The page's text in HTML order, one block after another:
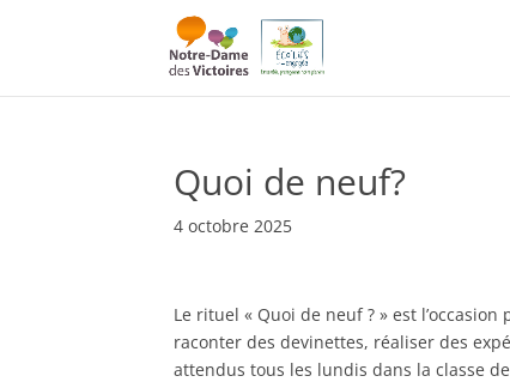
Quoi de neuf?
4 octobre 2025
Le rituel « Quoi de neuf ? » est
raconter des devinettes, réaliser des
attendus tous les lundis dans la classe